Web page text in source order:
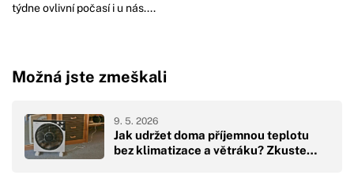
týdne ovlivní počasí i u nás....
Možná jste zmeškali
Jak udržet doma příjemnou teplotu
bez klimatizace a větráku? Zkuste…
9. 5. 2026